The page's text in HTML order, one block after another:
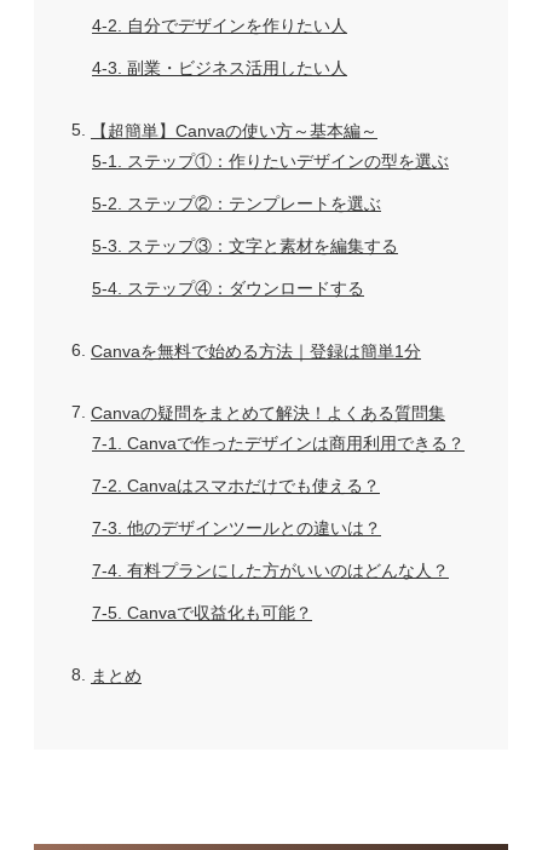
4-2 自分でデザインを作りたい人
4-3 副業・ビジネス活用したい人
5
【超簡単】Canvaの使い方～基本編～
5-1
ステップ①：作りたいデザインの型を選ぶ
5-2 ステップ②：テンプレートを選ぶ
5-3 ステップ③：文字と素材を編集する
5-4 ステップ④：ダウンロードする
6 Canvaを無料で始める方法｜登録は簡単1分
7 Canvaの疑問をまとめて解決！よくある質問集
7-1
Canvaで作ったデザインは商用利用できる？
7-2 Canvaはスマホだけでも使える？
7-3 他のデザインツールとの違いは？
7-4 有料プランにした方がいいのはどんな人？
7-5 Canvaで収益化も可能？
8 まとめ